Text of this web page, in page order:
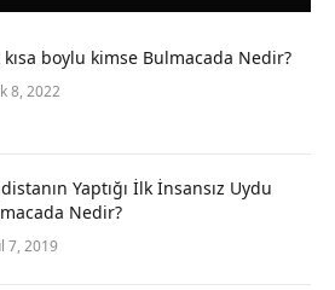
kısa boylu kimse Bulmacada Nedir?
8, 2022
Yaptığı İlk İnsansız Uydu
Nedir?
7, 2019